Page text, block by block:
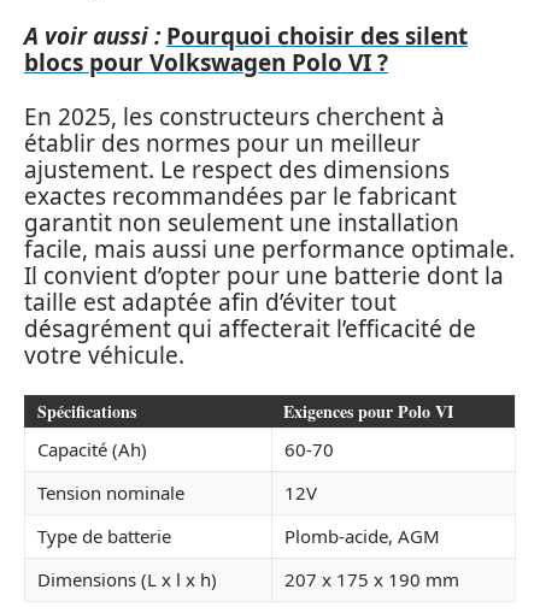
A voir aussi : Pourquoi choisir des silent
blocs pour Volkswagen Polo VI ?
En 2025, les constructeurs cherchent à
établir des normes pour un meilleur
ajustement. Le respect des dimensions
exactes recommandées par le fabricant
garantit non seulement une installation
facile, mais aussi une performance optimale.
Il convient d’opter pour une batterie dont la
taille est adaptée afin d’éviter tout
désagrément qui affecterait l’efficacité de
votre véhicule.
Spécifications Exigences pour Polo VI
Capacité (Ah)
60-70
Tension nominale
12V
Type de batterie
Plomb-acide, AGM
Dimensions (L x l x h)
207 x 175 x 190 mm